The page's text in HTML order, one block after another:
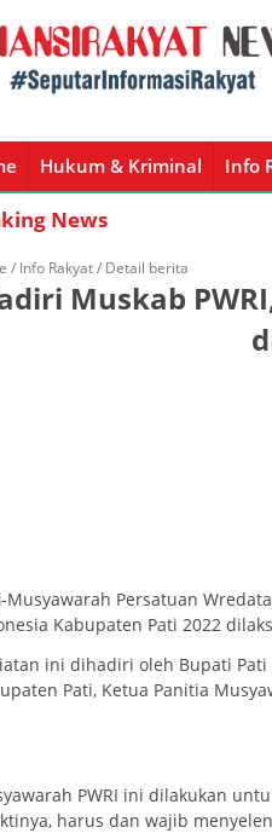
Hukum & Kriminal Info
Home Hukum & Kriminal Info
News
/ Info Rakyat/ Detail berita
Muskab
-Musyawarah Persatuan
Kabupaten Pati 2022
ini dihadiri oleh Bupati Pati
Pati, Ketua Panitia
PWRI ini dilakukan
harus dan wajib